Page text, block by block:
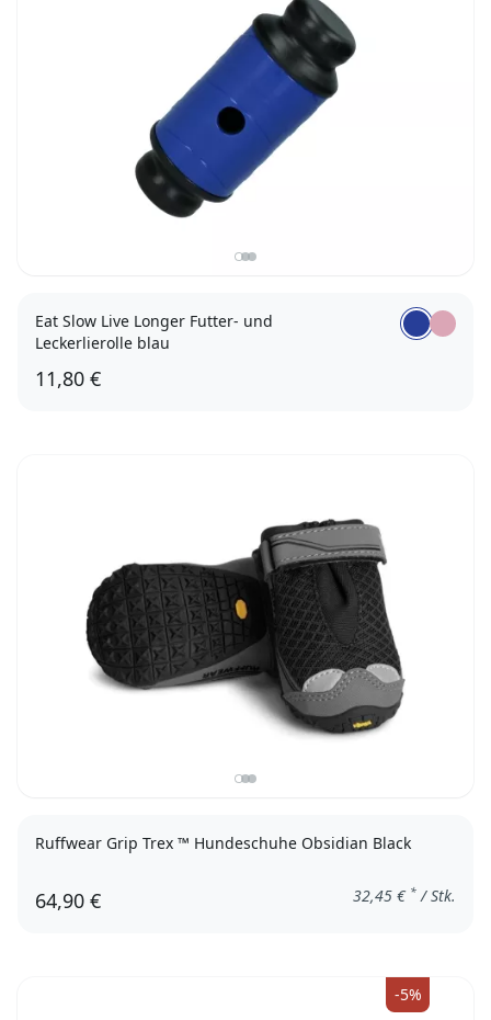
Eat Slow Live Longer Futter- und
Leckerlierolle blau
11,80 €
Ruffwear Grip Trex ™ Hundeschuhe Obsidian Black
64,90 € 32,45 € * / Stk.
-5%